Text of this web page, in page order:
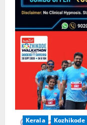
n
g
Kerala Kozhikode